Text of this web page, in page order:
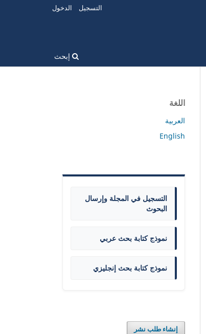
إبحث
التسجيل الدخول
اللغة
العربية
English
التسجيل في المجلة وإرسال
البحوث
نموذج كتابة بحث عربي
نموذج كتابة بحث إنجليزي
إنشاء طلب نشر